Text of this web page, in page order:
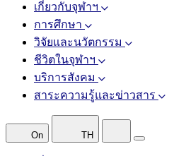
เกี่ยวกับจุฬาฯ
การศึกษา
วิจัยและนวัตกรรม
ชีวิตในจุฬาฯ
บริการสังคม
สาระความรู้และข่าวสาร
On TH